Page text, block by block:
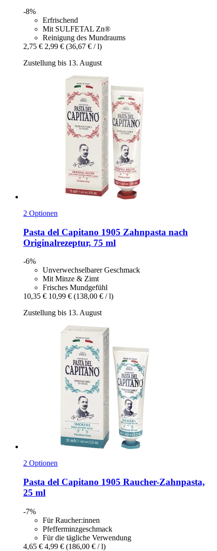
-8%
Erfrischend
Mit SULFETAL Zn®
Reinigung des Mundraums
2,75 € 2,99 € (36,67 € / l)
Zustellung bis 13. August
2 Optionen
Pasta del Capitano 1905 Zahnpasta nach
Originalrezeptur, 75 ml
-6%
Unverwechselbarer Geschmack
Mit Minze & Zimt
Frisches Mundgefühl
10,35 € 10,99 € (138,00 € / l)
Zustellung bis 13. August
2 Optionen
Pasta del Capitano 1905 Raucher-​Zahnpasta,
25 ml
-7%
Für Raucher:innen
Pfefferminzgeschmack
Für die tägliche Verwendung
4,65 € 4,99 € (186,00 € / l)